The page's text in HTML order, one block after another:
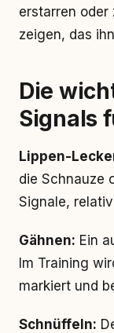
erstarren oder
zeigen, das
Die
Signals
Lippen-
die Schnauze
Signale,
Gähnen: Ein
Im Training
markiert und
Schnüffeln: